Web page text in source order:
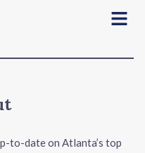
Menu
to-date on Atlanta’s top